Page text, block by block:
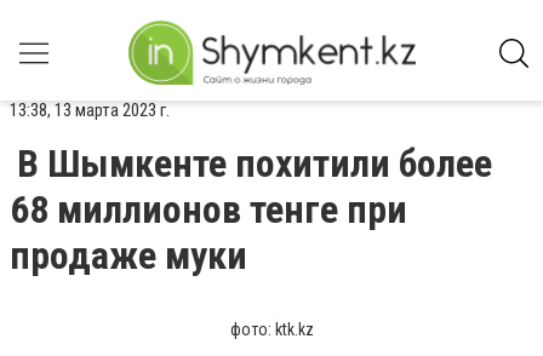
13:38, 13 марта 2023 г.
В Шымкенте похитили более
68 миллионов тенге при
продаже муки
фото: ktk.kz